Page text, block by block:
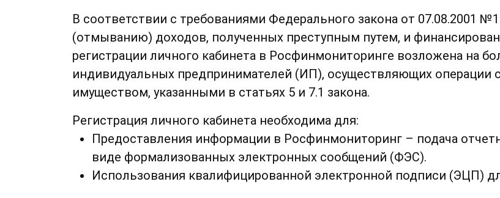
В соответствии с требованиями Федерального закона от 07.08.2001
(отмыванию) доходов, полученных преступным путем, и
регистрации личного кабинета в Росфинмониторинге возложена на
индивидуальных предпринимателей (ИП), осуществляющих
имуществом, указанными в статьях 5 и 7.1 закона.
Регистрация личного кабинета необходима для:
Предоставления информации в Росфинмониторинг – подача
виде формализованных электронных сообщений (ФЭС).
Использования квалифицированной электронной подписи (ЭЦП)